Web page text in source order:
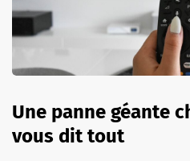
Une panne géante
vous dit tout